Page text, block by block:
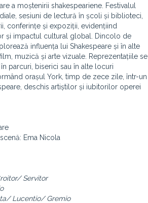
a moștenirii shakespeariene. Festivalul
sesiuni de lectură în școli și biblioteci,
conferințe și expoziții, evidențiind
și impactul cultural global. Dincolo de
influența lui Shakespeare și în alte
muzică și arte vizuale. Reprezentațiile se
parcuri, biserici sau în alte locuri
orașul York, timp de zece zile, într-un
deschis artiștilor și iubitorilor operei
Ema Nicola
Servitor
Lucentio/ Gremio